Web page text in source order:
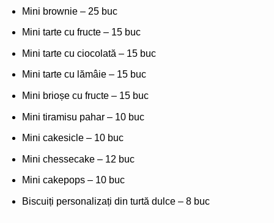
Mini brownie – 25 buc
Mini tarte cu fructe – 15 buc
Mini tarte cu ciocolată – 15 buc
Mini tarte cu lămâie – 15 buc
Mini brioșe cu fructe – 15 buc
Mini tiramisu pahar – 10 buc
Mini cakesicle – 10 buc
Mini chessecake – 12 buc
Mini cakepops – 10 buc
Biscuiți personalizați din turtă dulce – 8 buc